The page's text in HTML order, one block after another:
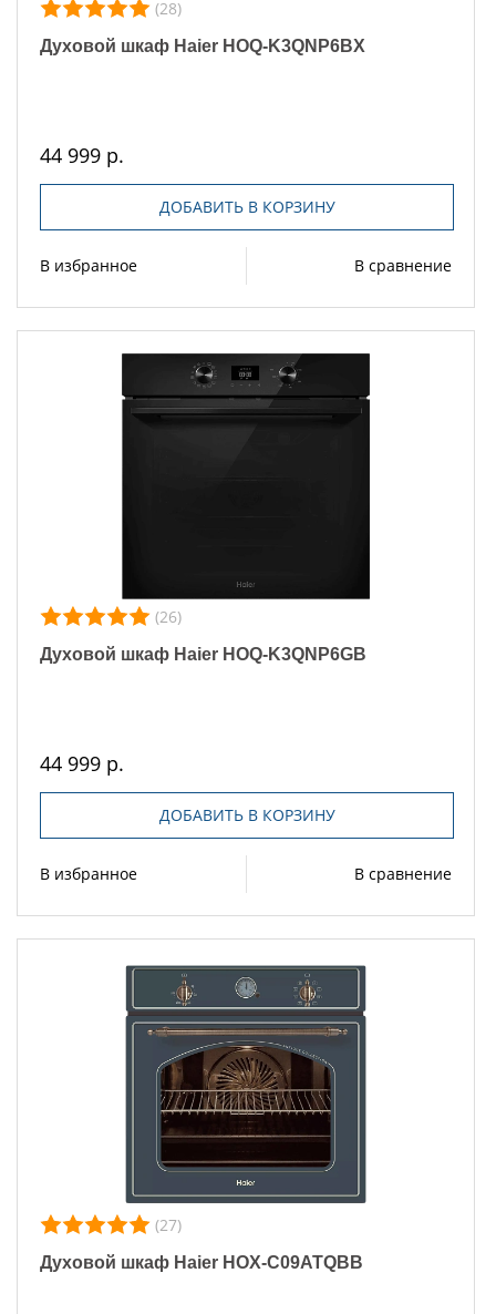
(28)
Духовой шкаф Haier HOQ-K3QNP6BX
44 999 р.
ДОБАВИТЬ В КОРЗИНУ
В избранное В сравнение
(26)
Духовой шкаф Haier HOQ-K3QNP6GB
44 999 р.
ДОБАВИТЬ В КОРЗИНУ
В избранное В сравнение
(27)
Духовой шкаф Haier HOX-C09ATQBB